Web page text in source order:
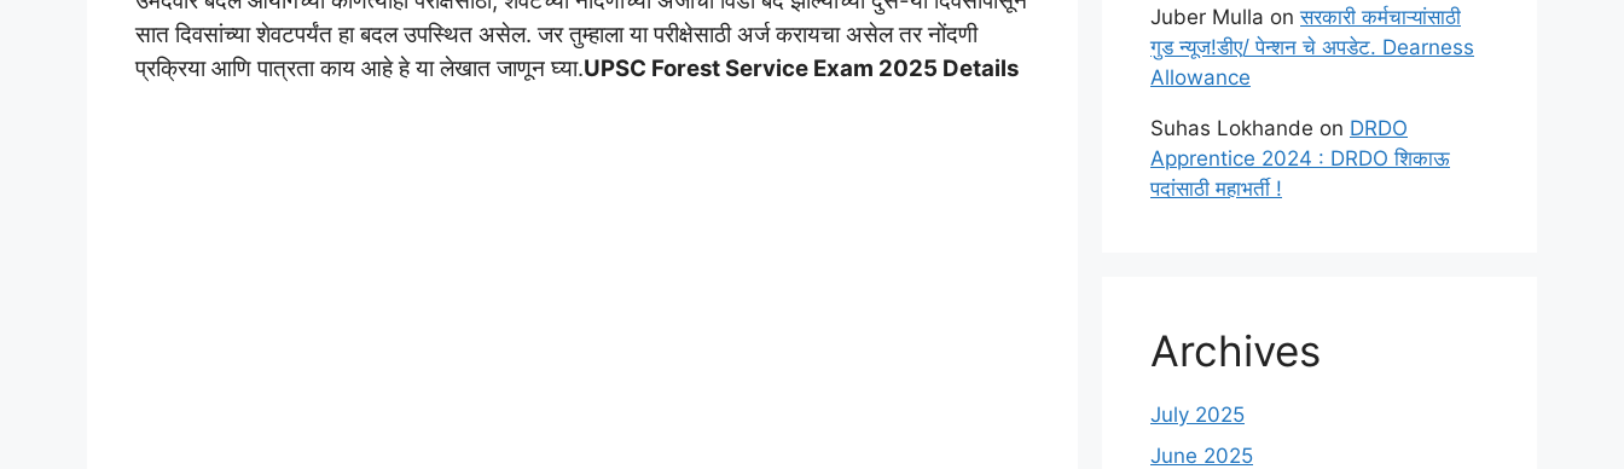
सात दिवसांच्या शेवटपर्यंत हा बदल उपस्थित असेल. जर तुम्हाला या परीक्षेसाठी अर्ज करायचा असेल तर नोंदणी
प्रक्रिया आणि पात्रता काय आहे हे या लेखात जाणून घ्या.UPSC Forest Service Exam 2025 Details
Juber Mulla onसरकारी कर्मचाऱ्यांसाठी
गुड न्यूज!डीए/ पेन्शन चे अपडेट. Dearness
Allowance
Suhas Lokhande on DRDO
Apprentice 2024 : DRDO शिकाऊ
पदांसाठी महाभर्ती !
Archives
July 2025
June 2025